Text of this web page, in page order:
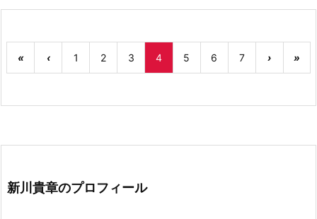
« ‹ 1 2 3 4 5 6 7 › »
新川貴章のプロフィール